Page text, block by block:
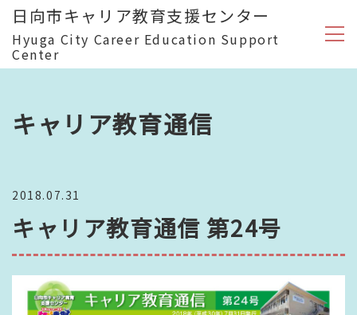
日向市キャリア教育支援センター
Hyuga City Career Education Support
Center
キャリア教育通信
2018.07.31
キャリア教育通信 第24号